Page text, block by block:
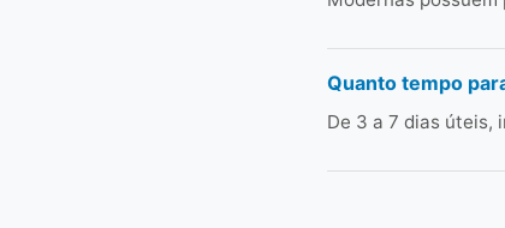
Quanto tempo
De 3 a 7 dias úteis,